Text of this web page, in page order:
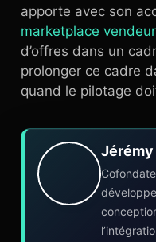
apporte avec son
marketplace
d’offres dans un
prolonger ce cadre
quand le pilotage
Jérémy